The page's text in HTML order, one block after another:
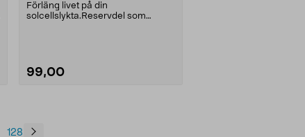
Förläng livet på din
solcellslykta.Reservdel som
99,00
128